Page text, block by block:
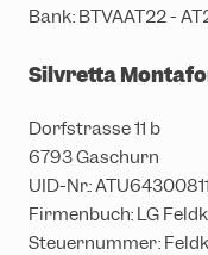
Bank: BTVAAT22 -
Silvretta
Dorfstrasse 11 b
6793 Gaschurn
UID-Nr.: ATU64300811
Firmenbuch: LG
Steuernummer: